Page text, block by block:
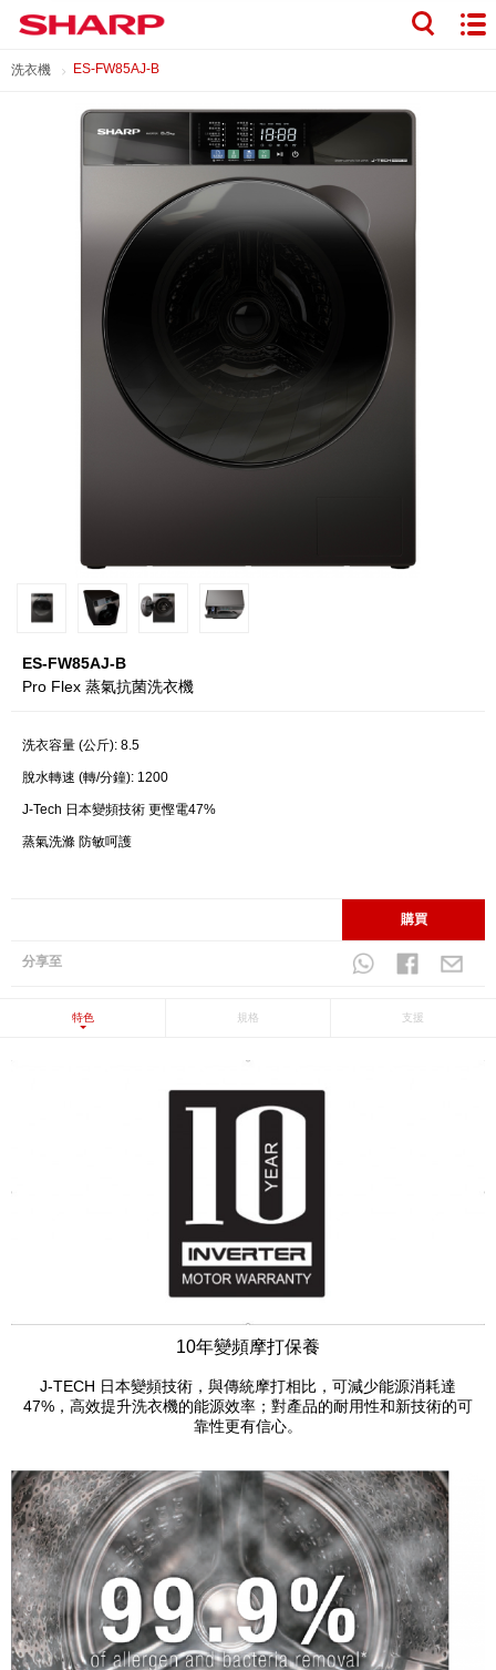
洗衣機 ES-FW85AJ-B
ES-FW85AJ-B
Pro Flex 蒸氣抗菌洗衣機
洗衣容量 (公斤): 8.5
脫水轉速 (轉/分鐘): 1200
J-Tech 日本變頻技術 更慳電47%
蒸氣洗滌 防敏呵護
購買
分享至
特色 規格 支援
10年變頻摩打保養
J-TECH 日本變頻技術，與傳統摩打相比，可減少能源消耗達
47%，高效提升洗衣機的能源效率；對產品的耐用性和新技術的可
靠性更有信心。